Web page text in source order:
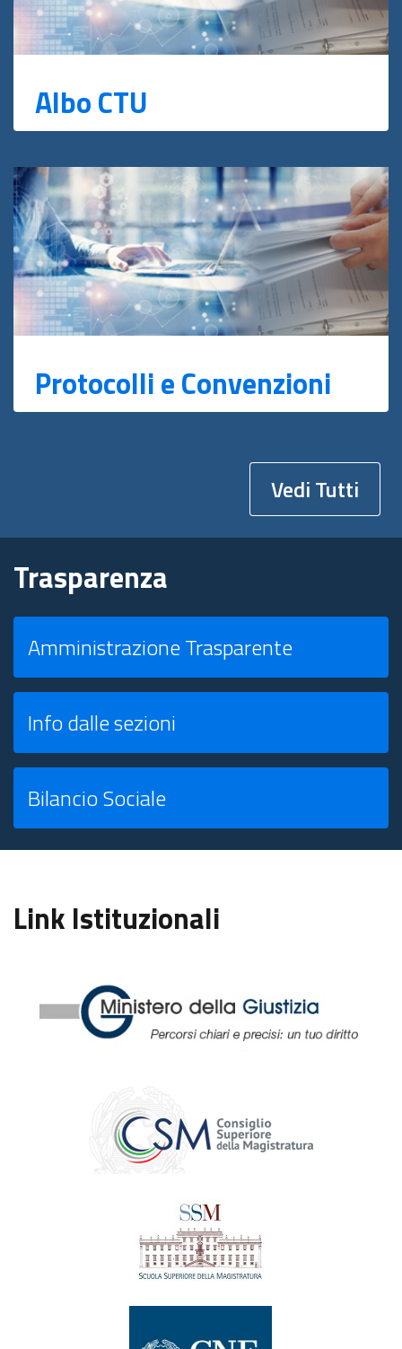
Albo CTU
Protocolli e Convenzioni
Vedi Tutti
Trasparenza
Amministrazione Trasparente
Info dalle sezioni
Bilancio Sociale
Link Istituzionali